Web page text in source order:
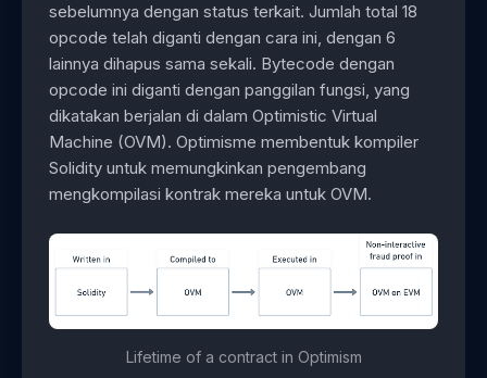
sebelumnya dengan status terkait. Jumlah total 18
opcode telah diganti dengan cara ini, dengan 6
lainnya dihapus sama sekali. Bytecode dengan
opcode ini diganti dengan panggilan fungsi, yang
dikatakan berjalan di dalam Optimistic Virtual
Machine (OVM). Optimisme membentuk kompiler
Solidity untuk memungkinkan pengembang
mengkompilasi kontrak mereka untuk OVM.
Lifetime of a contract in Optimism